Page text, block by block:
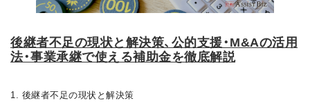
後継者不足の現状と解決策、公的支援・M&Aの活用
法・事業承継で使える補助金を徹底解説
1. 後継者不足の現状と解決策